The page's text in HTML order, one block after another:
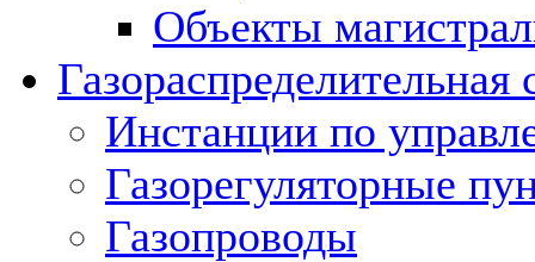
Объекты
Газораспределительная
Инстанции по
Газорегуляторные
Газопроводы